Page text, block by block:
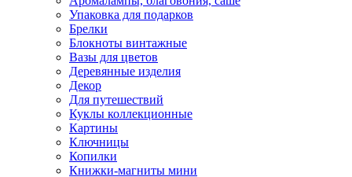
Упаковка для подарков
Брелки
Блокноты винтажные
Вазы для цветов
Деревянные изделия
Декор
Для путешествий
Куклы коллекционные
Картины
Ключницы
Копилки
Книжки-магниты мини